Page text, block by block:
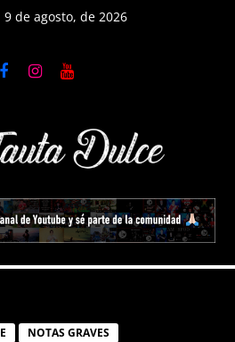
9 de agosto, de 2026
NOTAS GRAVES